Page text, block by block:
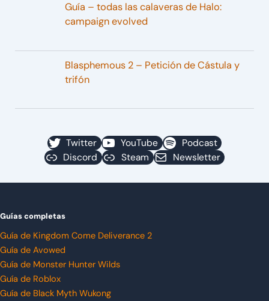
Guía – todas las calaveras de Halo:
campaign evolved
Blasphemous 2 – Petición de Cástula y
trifón
Twitter YouTube
Podcast
Discord
Steam Newsletter
Guías completas
Guía de Kingdom Come Deliverance 2
Guía de Avowed
Guía de Monster Hunter Wilds
Guía de Roblox
Guía de Black Myth Wukong